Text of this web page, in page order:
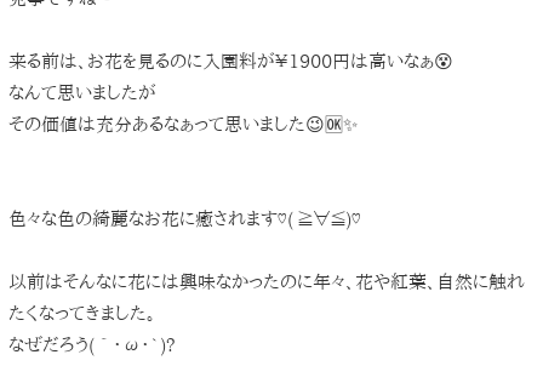
来る前は、お花を見るのに入園料が¥1900円は高いなぁ😵
なんて思いましたが
その価値は充分あるなぁって思いました😉🆗️✨
色々な色の綺麗なお花に癒されます♡( ≧∀≦)♡
以前はそんなに花には興味なかったのに年々、花や紅葉、自然に触れ
たくなってきました。
なぜだろう(´・ω・`)?